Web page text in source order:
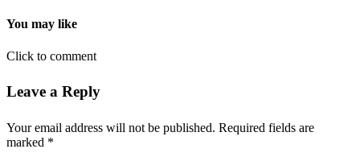
You may like
Click to comment
Leave a Reply
Your email address will not be published. Required fields are
marked *